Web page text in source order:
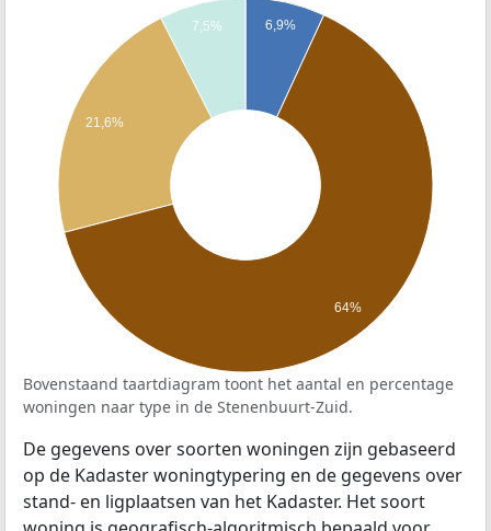
6,9%
7,5%
21,6%
64%
Bovenstaand taartdiagram toont het aantal en percentage
woningen naar type in de Stenenbuurt-Zuid.
De gegevens over soorten woningen zijn gebaseerd
op de Kadaster woningtypering en de gegevens over
stand- en ligplaatsen van het Kadaster. Het soort